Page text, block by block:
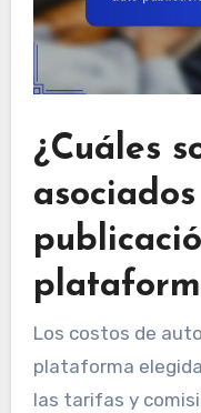
¿Cuáles
Los costos de
plataforma
las tarifas y